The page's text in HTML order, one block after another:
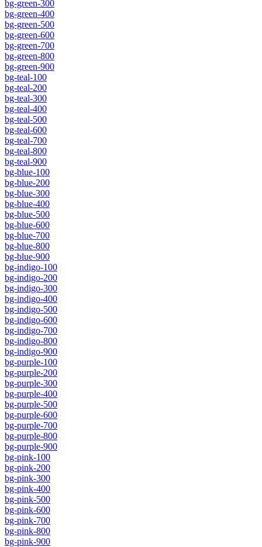
bg-green-300
bg-green-400
bg-green-500
bg-green-600
bg-green-700
bg-green-800
bg-green-900
bg-teal-100
bg-teal-200
bg-teal-300
bg-teal-400
bg-teal-500
bg-teal-600
bg-teal-700
bg-teal-800
bg-teal-900
bg-blue-100
bg-blue-200
bg-blue-300
bg-blue-400
bg-blue-500
bg-blue-600
bg-blue-700
bg-blue-800
bg-blue-900
bg-indigo-100
bg-indigo-200
bg-indigo-300
bg-indigo-400
bg-indigo-500
bg-indigo-600
bg-indigo-700
bg-indigo-800
bg-indigo-900
bg-purple-100
bg-purple-200
bg-purple-300
bg-purple-400
bg-purple-500
bg-purple-600
bg-purple-700
bg-purple-800
bg-purple-900
bg-pink-100
bg-pink-200
bg-pink-300
bg-pink-400
bg-pink-500
bg-pink-600
bg-pink-700
bg-pink-800
bg-pink-900